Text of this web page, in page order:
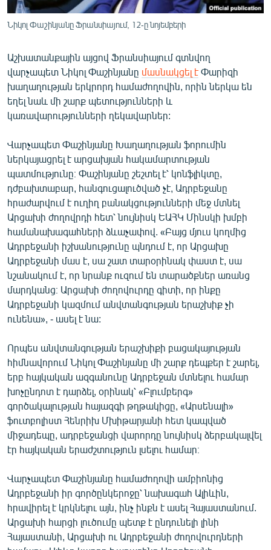
ՏՏ ԵՒ ԻՆՏԵՐՆԵՏ
ԱՐԽԻՎ
ՏԵՍԱՆՅՈՒԹԵՐ
ԲԱՆԱՎԵՃ
ՁԳՏԵԼՈՎ ԼԱՎԱԳՈՒՅՆԻՆ
ՓՈԴՔԱՍԹ
Հայերեն
English
Русский
ՀԵՏԵՎԵՔ ՄԵԶ
Նիկոլ Փաշինյանը Ֆրանսիայում, 12-ը նոյեմբերի
Աշխատանքային այցով Ֆրանսիայում գտնվող
վարչապետ Նիկոլ Փաշինյանը մասնակցել էՓարիզի
խաղաղության երկրորդ համաժողովին, որին ներկա են
եղել նաև մի շարք պետությունների և
կառավարությունների ղեկավարներ:
Վարչապետ Փաշինյանը Խաղաղության ֆորումին
ներկայացրել է արցախյան հակամարտության
պատմությունը։ Փաշինյանը շեշտել է՝ կոնֆլիկտը,
դժբախտաբար, հանգուցալուծված չէ, Ադրբեջանը
հրաժարվում է ուղիղ բանակցությունների մեջ մտնել
Արցախի ժողովրդի հետ՝ նույնիսկ ԵԱՀԿ Մինսկի խմբի
համանախագահների ձևաչափով. «Բայց մյուս կողմից
Ադրբեջանի իշխանությունը պնդում է, որ Արցախը
Ադրբեջանի մաս է, սա շատ տարօրինակ փաստ է, սա
նշանակում է, որ նրանք ուզում են տարածքներ առանց
մարդկանց։ Արցախի ժողովուրդը գիտի, որ ինքը
Ադրբեջանի կազմում անվտանգության երաշխիք չի
ունենա», - ասել է նա:
Որպես անվտանգության երաշխիքի բացակայության
հիմնավորում Նիկոլ Փաշինյանը մի շարք դեպքեր է շարել,
երբ հայկական ազգանունը Ադրբեջան մտնելու համար
խոչընդոտ է դարձել, օրինակ՝ «Բլումբերգ»
գործակալության հայազգի թղթակիցը, «Արսենալի»
ֆուտբոլիստ Հենրիխ Մխիթարյանի հետ կապված
միջադեպը, ադրբեջանցի վարորդը նույնիսկ ձերբակալվել
էր հայկական երաժշտություն լսելու համար։
Վարչապետ Փաշինյանը համաժողովի ամբիոնից
Ադրբեջանի իր գործընկերոջը՝ նախագահ Ալիևին,
հրավիրել է կրկնելու այն, ինչ ինքն է ասել Հայաստանում.
Արցախի հարցի լուծումը պետք է ընդունելի լինի
Հայաստանի, Արցախի ու Ադրբեջանի ժողովուրդների